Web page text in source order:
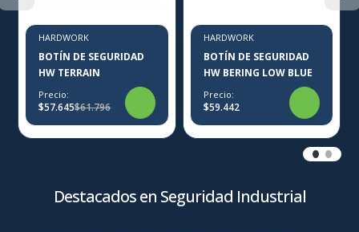
HARDWORK
BOTÍN DE SEGURIDAD
HW TERRAIN
Precio:
$57.645$61.796
HARDWORK
BOTÍN DE SEGURIDAD
HW BERING LOW BLUE
Precio:
$59.442
Destacados en Seguridad Industrial